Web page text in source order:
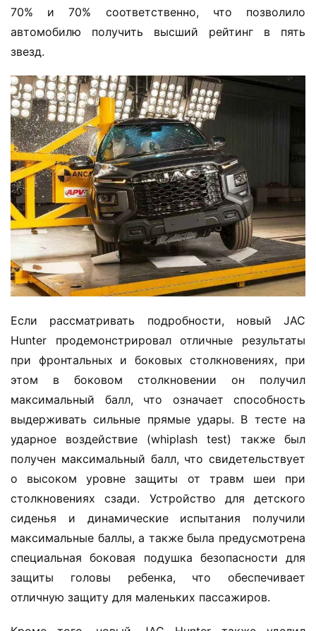
Д
о
м
о
й
И
н
ф
о
р
м
ц
и
я
о
г
р
з
о
в
70% и 70% соответственно, что позволило
автомобилю получить высший рейтинг в пять
звезд.
Если рассматривать подробности, новый JAC
Hunter продемонстрировал отличные результаты
при фронтальных и боковых столкновениях, при
этом в боковом столкновении он получил
максимальный балл, что означает способность
выдерживать сильные прямые удары. В тесте на
ударное воздействие (whiplash test) также был
получен максимальный балл, что свидетельствует
о высоком уровне защиты от травм шеи при
столкновениях сзади. Устройство для детского
сиденья и динамические испытания получили
максимальные баллы, а также была предусмотрена
специальная боковая подушка безопасности для
защиты головы ребенка, что обеспечивает
отличную защиту для маленьких пассажиров.